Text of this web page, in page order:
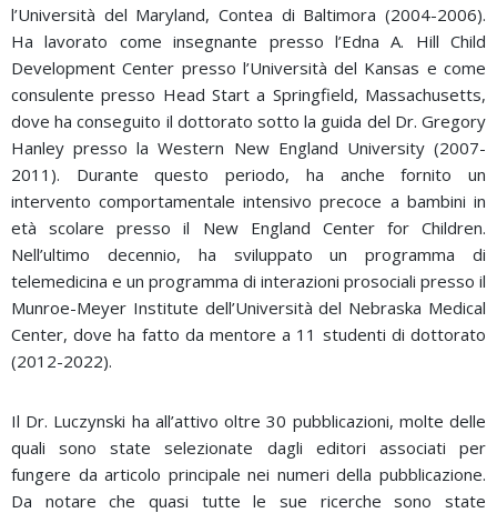
l’Università del Maryland, Contea di Baltimora (2004-2006).
Ha lavorato come insegnante presso l’Edna A. Hill Child
Development Center presso l’Università del Kansas e come
consulente presso Head Start a Springfield, Massachusetts,
dove ha conseguito il dottorato sotto la guida del Dr. Gregory
Hanley presso la Western New England University (2007-
2011). Durante questo periodo, ha anche fornito un
intervento comportamentale intensivo precoce a bambini in
età scolare presso il New England Center for Children.
Nell’ultimo decennio, ha sviluppato un programma di
telemedicina e un programma di interazioni prosociali presso il
Munroe-Meyer Institute dell’Università del Nebraska Medical
Center, dove ha fatto da mentore a 11 studenti di dottorato
(2012-2022).
Il Dr. Luczynski ha all’attivo oltre 30 pubblicazioni, molte delle
quali sono state selezionate dagli editori associati per
fungere da articolo principale nei numeri della pubblicazione.
Da notare che quasi tutte le sue ricerche sono state